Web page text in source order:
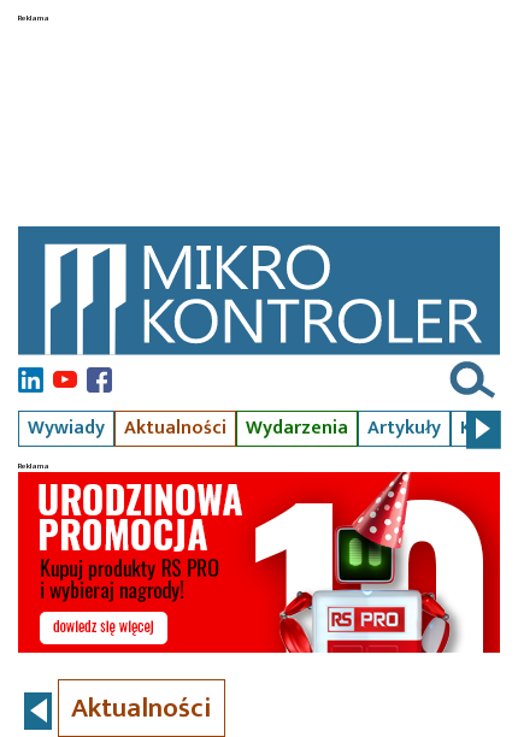
Wywiady Aktualności Wydarzenia Artykuły Kursy
Aktualności